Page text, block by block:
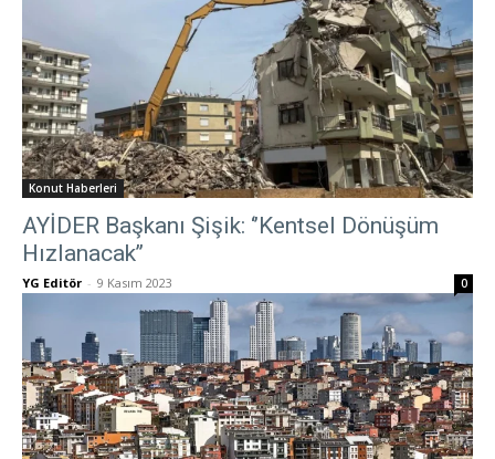
Konut Haberleri
AYİDER Başkanı Şişik: ‘’Kentsel Dönüşüm
Hızlanacak’’
YG Editör - 9 Kasım 2023 0